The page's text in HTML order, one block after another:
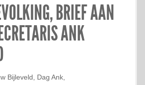
BRIEF AAN
ANK
Bijleveld, Dag Ank,